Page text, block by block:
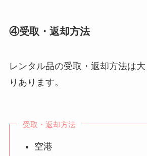
④受取・返却方法
レンタル品の受取・返却方法は
りあります。
受取・返却方法
空港